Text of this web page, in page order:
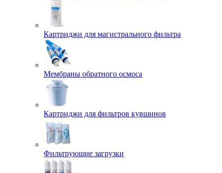
Картриджи для магистрального фильтра
Мембраны обратного осмоса
Картриджи для фильтров кувшинов
Фильтрующие загрузки